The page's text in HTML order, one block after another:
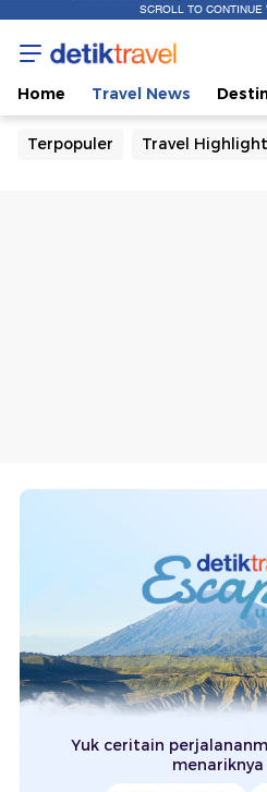
SCROLL TO CONTINUE
Home Travel News
Terpopuler Travel
Yuk ceritain
menariknya